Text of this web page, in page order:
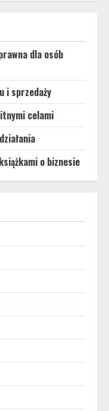
dla osób
i sprzedaży
celami
o biznesie